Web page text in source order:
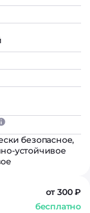
безопасное,
устойчивое
от 300 ₽
бесплатно